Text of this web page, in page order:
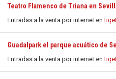
Teatro Flamenco de Triana en
Entradas a la venta por internet en
Guadalpark el parque acuático de
Entradas a la venta por internet en